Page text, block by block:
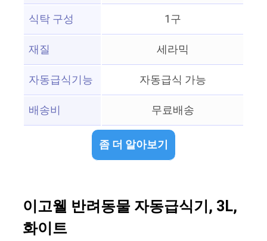
식탁 구성
1구
재질
세라믹
자동급식기능
자동급식 가능
배송비
무료배송
좀 더 알아보기
이고웰 반려동물 자동급식기, 3L,
화이트